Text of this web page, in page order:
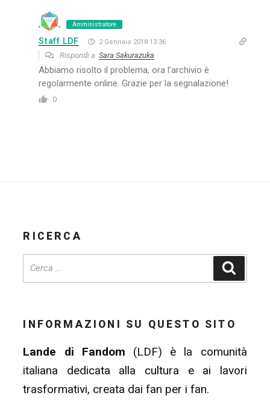
Amministratore
Staff LDF 2 Gennaio 2018 13:36
Rispondi aSara Sakurazuka
Abbiamo risolto il problema, ora l’archivio è
regolarmente online. Grazie per la segnalazione!
0
RICERCA
INFORMAZIONI SU QUESTO SITO
Lande di Fandom (LDF) è la comunità
italiana dedicata alla cultura e ai lavori
trasformativi, creata dai fan per i fan.